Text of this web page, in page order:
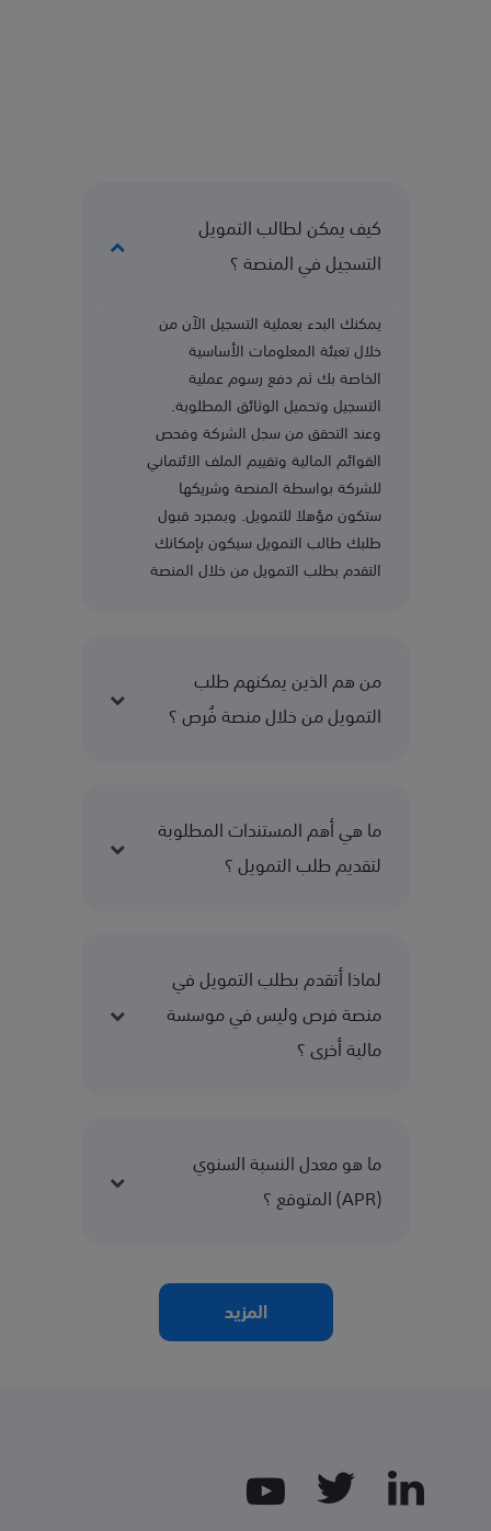
كيف يمكن لطالب التمويل
التسجيل في المنصة ؟
يمكنك البدء بعملية التسجيل الآن من
خلال تعبئة المعلومات الأساسية
الخاصة بك ثم دفع رسوم عملية
التسجيل وتحميل الوثائق المطلوبة.
وعند التحقق من سجل الشركة وفحص
القوائم المالية وتقييم الملف الائتماني
للشركة بواسطة المنصة وشريكها
ستكون مؤهلا للتمويل. وبمجرد قبول
طلبك طالب التمويل سيكون بإمكانك
التقدم بطلب التمويل من خلال المنصة
من هم الذين يمكنهم طلب
التمويل من خلال منصة فُرص ؟
ما هي أهم المستندات المطلوبة
لتقديم طلب التمويل ؟
لماذا أتقدم بطلب التمويل في
منصة فرص وليس في موسسة
مالية أخرى ؟
ما هو معدل النسبة السنوي
(APR) المتوقع ؟
المزيد